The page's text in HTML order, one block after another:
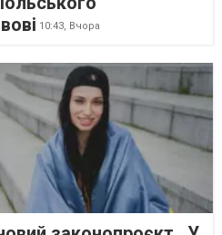
10:43, Вчора